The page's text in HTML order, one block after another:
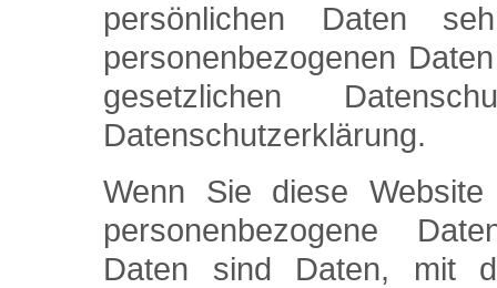
persönlichen Daten
personenbezogenen
gesetzlichen
Datenschutzerklärung.
Wenn Sie diese
personenbezogene
Daten sind Daten, mit